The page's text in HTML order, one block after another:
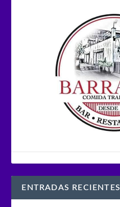
ENTRADAS RECIENTES